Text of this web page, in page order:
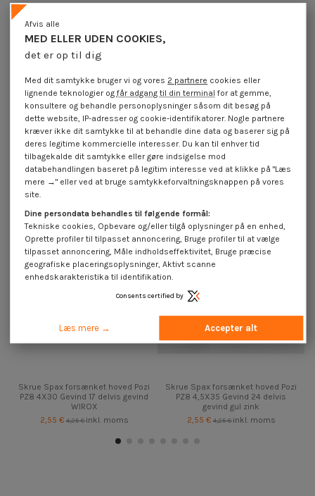
Produktoplysninger
Anmeldelser (0)
16 andre varer i den samme kategori:
På tilbud!
Skrue Spax forsænket hoved Pozi
PZ8 4X30 Gevind 17 delvis gevind
WIROX
2,55 €4,25 €inkl. moms
Skrue Spax forsænket hoved Pozi
PZ8 4,5X35 Gevind 24 delvis
gevind gul zink
2,55 €4,25 €inkl. moms
MED ELLER UDEN COOKIES,
det er op til dig
Afvis alle
Med dit samtykke bruger vi og vores 2 partnere cookies eller
lignende teknologier ogfår adgang til din terminal for at gemme,
konsultere og behandle personoplysninger såsom dit besøg på
dette website, IP-adresser og cookie-identifikatorer. Nogle partnere
kræver ikke dit samtykke til at behandle dine data og baserer sig på
deres legitime kommercielle interesser. Du kan til enhver tid
tilbagekalde dit samtykke eller gøre indsigelse mod
databehandlingen baseret på legitim interesse ved at klikke på "Læs
mere →" eller ved at bruge samtykkeforvaltningsknappen på vores
site.
Dine persondata behandles til følgende formål:
Tekniske cookies, Opbevare og/eller tilgå oplysninger på en enhed,
Oprette profiler til tilpasset annoncering, Bruge profiler til at vælge
tilpasset annoncering, Måle indholdseffektivitet, Bruge præcise
geografiske placeringsoplysninger, Aktivt scanne
enhedskarakteristika til identifikation.
Consents certified by
Læs mere → Accepter alt